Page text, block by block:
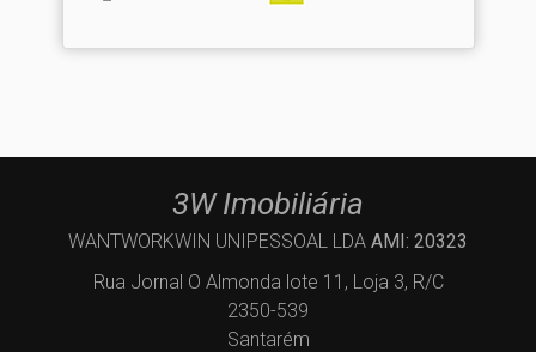
3W Imobiliária
WANTWORKWIN UNIPESSOAL LDA AMI: 20323
Rua Jornal O Almonda lote 11, Loja 3, R/C
2350-539
Santarém